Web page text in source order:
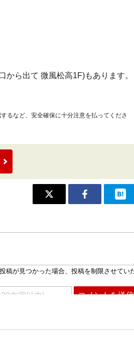
ら出て 微風松高1F)もあります。
するなど、安全確保に十分注意を払ってくださ